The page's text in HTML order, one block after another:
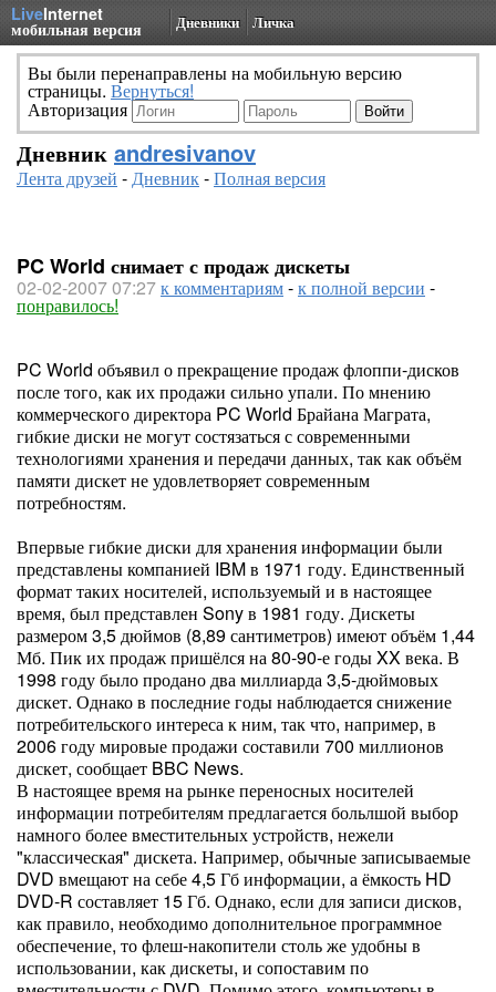
LiveInternet
мобильная версия Дневники Личка
Вы были перенаправлены на мобильную версию
страницы. Вернуться!
Авторизация
Дневник andresivanov
Лента друзей -Дневник-Полная версия
PC World снимает с продаж дискеты
02-02-2007 07:27к комментариям-к полной версии -
понравилось!
PC World объявил о прекращение продаж флоппи-дисков
после того, как их продажи сильно упали. По мнению
коммерческого директора PC World Брайана Маграта,
гибкие диски не могут состязаться с современными
технологиями хранения и передачи данных, так как объём
памяти дискет не удовлетворяет современным
потребностям.
Впервые гибкие диски для хранения информации были
представлены компанией IBM в 1971 году. Единственный
формат таких носителей, используемый и в настоящее
время, был представлен Sony в 1981 году. Дискеты
размером 3,5 дюймов (8,89 сантиметров) имеют объём 1,44
Мб. Пик их продаж пришёлся на 80-90-е годы XX века. В
1998 году было продано два миллиарда 3,5-дюймовых
дискет. Однако в последние годы наблюдается снижение
потребительского интереса к ним, так что, например, в
2006 году мировые продажи составили 700 миллионов
дискет, сообщает BBC News.
В настоящее время на рынке переносных носителей
информации потребителям предлагается больлшой выбор
намного более вместительных устройств, нежели
"классическая" дискета. Например, обычные записываемые
DVD вмещают на себе 4,5 Гб информации, а ёмкость HD
DVD-R составляет 15 Гб. Однако, если для записи дисков,
как правило, необходимо дополнительное программное
обеспечение, то флеш-накопители столь же удобны в
использовании, как дискеты, и сопоставим по